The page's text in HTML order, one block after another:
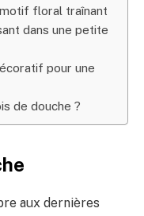
floral traînant
dans une petite
pour une
de douche ?
aux dernières